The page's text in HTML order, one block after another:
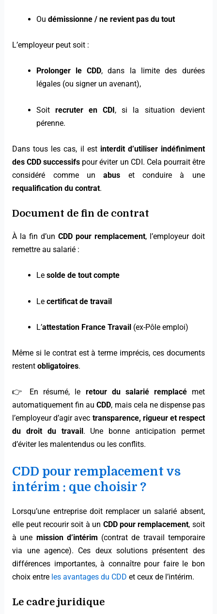
Ou démissionne / ne revient pas du tout
L’employeur peut soit :
Prolonger le CDD, dans la limite des durées
légales (ou signer un avenant),
Soit recruter en CDI, si la situation devient
pérenne.
Dans tous les cas, il est interdit d’utiliser indéfiniment
des CDD successifs pour éviter un CDI. Cela pourrait être
considéré comme unabus et conduire à une
requalification du contrat.
Document de fin de contrat
À la fin d’un CDD pour remplacement, l’employeur doit
remettre au salarié :
Le solde de tout compte
Le certificat de travail
L’attestation France Travail(ex-Pôle emploi)
Même si le contrat est à terme imprécis, ces documents
restentobligatoires.
👉 En résumé, le retour du salarié remplacémet
automatiquement fin auCDD, mais cela ne dispense pas
l’employeur d’agir avec transparence, rigueur et respect
du droit du travail . Une bonne anticipation permet
d’éviter les malentendus ou les conflits.
CDD pour remplacement vs
intérim : que choisir ?
Lorsqu’une entreprise doit remplacer un salarié absent,
elle peut recourir soit à un CDD pour remplacement, soit
à une mission d’intérim (contrat de travail temporaire
via une agence). Ces deux solutions présentent des
différences importantes, à connaître pour faire le bon
choix entre les avantages du CDD et ceux de l’intérim.
Le cadre juridique